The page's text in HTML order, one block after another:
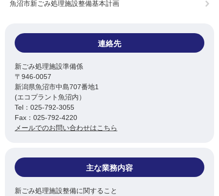
魚沼市新ごみ処理施設整備基本計画
連絡先
新ごみ処理施設準備係
〒946-0057
新潟県魚沼市中島707番地1
(エコプラント魚沼内）
Tel：025-792-3055
Fax：025-792-4220
メールでのお問い合わせはこちら
主な業務内容
新ごみ処理施設整備に関すること